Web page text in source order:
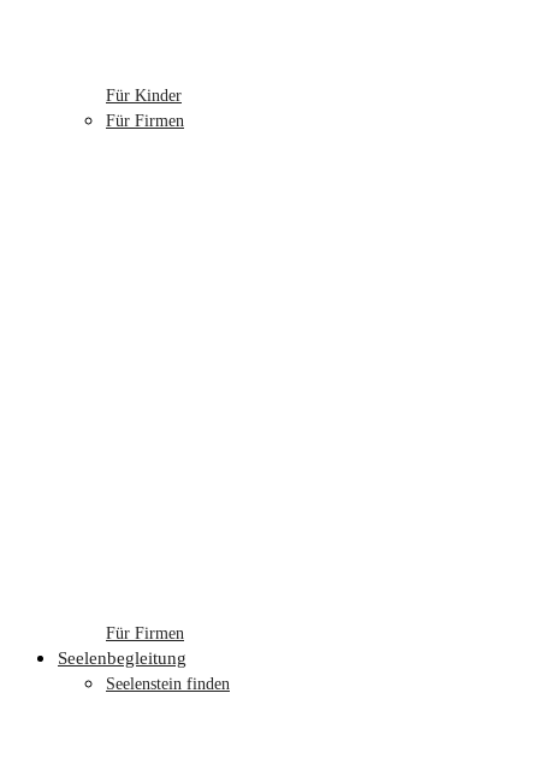
Für Kinder
Für Firmen
Für Firmen
Seelenbegleitung
Seelenstein finden